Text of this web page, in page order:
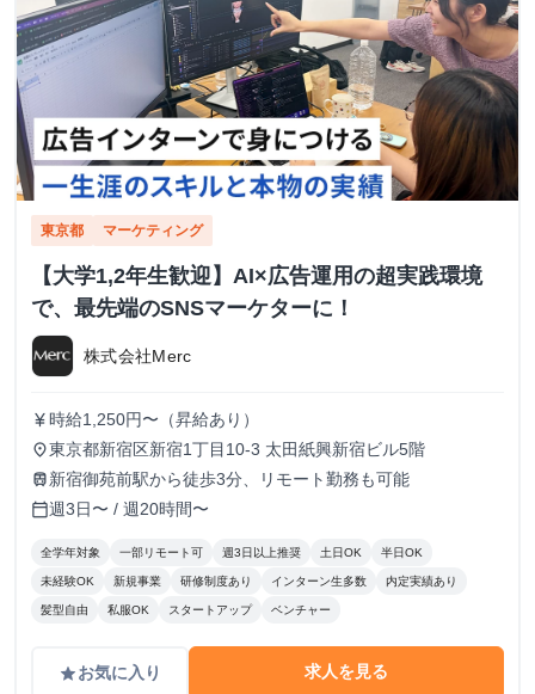
東京都 マーケティング
【大学1,2年生歓迎】AI×広告運用の超実践環境
で、最先端のSNSマーケターに！
株式会社Merc
currency_yen 時給1,250円〜（昇給あり）
place東京都新宿区新宿1丁目10-3 太田紙興新宿ビル5階
train 新宿御苑前駅から徒歩3分、リモート勤務も可能
calendar_today週3日〜 / 週20時間〜
全学年対象 一部リモート可 週3日以上推奨 土日OK 半日OK
未経験OK 新規事業 研修制度あり インターン生多数 内定実績あり
髪型自由 私服OK スタートアップ ベンチャー
gradeお気に入り 求人を見る